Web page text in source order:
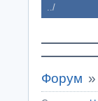
../
Форум »